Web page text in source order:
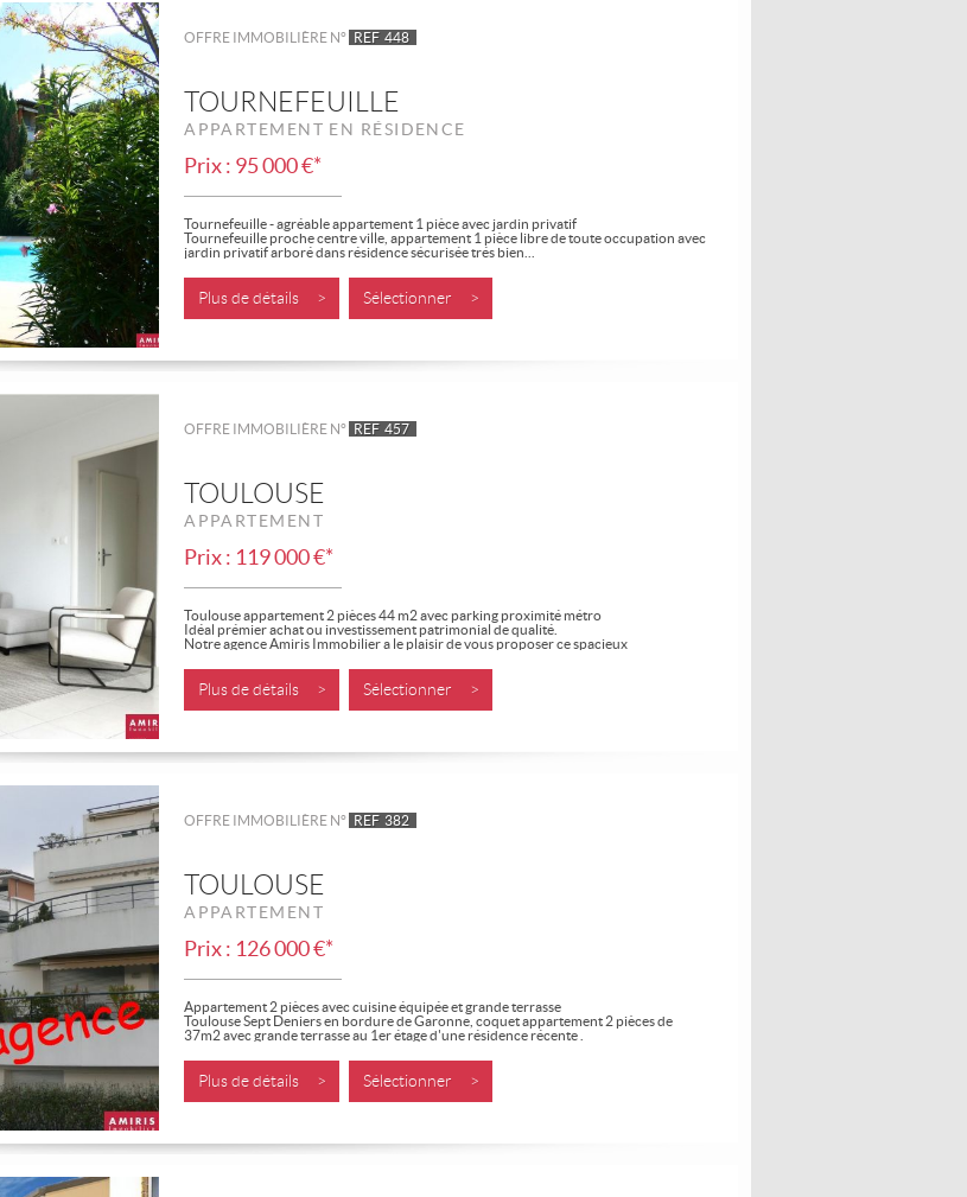
OFFRE IMMOBILIÈRE N° REF 448
TOURNEFEUILLE
APPARTEMENT EN RÉSIDENCE
Prix : 95 000 €*
Tournefeuille - agréable appartement 1 pièce avec jardin privatif
Tournefeuille proche centre ville, appartement 1 pièce libre de toute occupation avec
jardin privatif arboré dans résidence sécurisée trés bien...
Plus de détails > Sélectionner >
OFFRE IMMOBILIÈRE N° REF 457
TOULOUSE
APPARTEMENT
Prix : 119 000 €*
Toulouse appartement 2 pièces 44 m2 avec parking proximité métro
Idéal prémier achat ou investissement patrimonial de qualité.
Notre agence Amiris Immobilier a le plaisir de vous proposer ce spacieux
Plus de détails > Sélectionner >
OFFRE IMMOBILIÈRE N° REF 382
TOULOUSE
APPARTEMENT
Prix : 126 000 €*
Appartement 2 pièces avec cuisine équipée et grande terrasse
Toulouse Sept Deniers en bordure de Garonne, coquet appartement 2 pièces de
37m2 avec grande terrasse au 1er étage d'une résidence récente .
Plus de détails > Sélectionner >